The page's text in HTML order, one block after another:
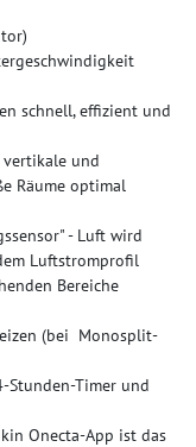
schnell, effizient und
und
Räume optimal
- Luft wird
Luftstromprofil
Bereiche
(bei Monosplit-
Stunden-Timer und
Onecta-App ist das